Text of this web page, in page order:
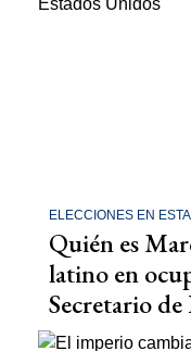
ELECCIONES EN
Quién es
latino en
Secretario de